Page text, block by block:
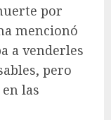
por
mencionó
a venderles
pero
las